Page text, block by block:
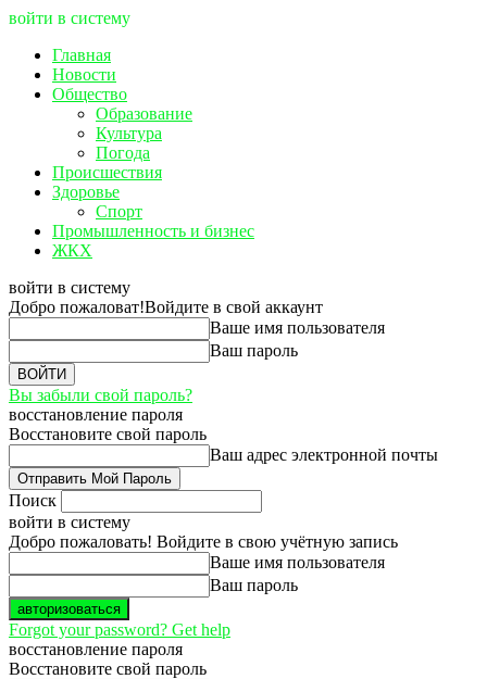
войти в систему
Главная
Новости
Общество
Образование
Культура
Погода
Происшествия
Здоровье
Спорт
Промышленность и бизнес
ЖКХ
войти в систему
Добро пожаловат!Войдите в свой аккаунт
Ваше имя пользователя
Ваш пароль
Вы забыли свой пароль?
восстановление пароля
Восстановите свой пароль
Ваш адрес электронной почты
Поиск
войти в систему
Добро пожаловать! Войдите в свою учётную запись
Ваше имя пользователя
Ваш пароль
Forgot your password? Get help
восстановление пароля
Восстановите свой пароль